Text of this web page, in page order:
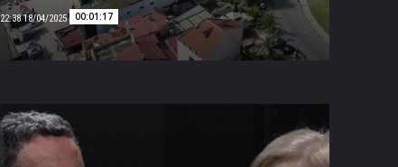
00:01:17
18/04/2025 22:38